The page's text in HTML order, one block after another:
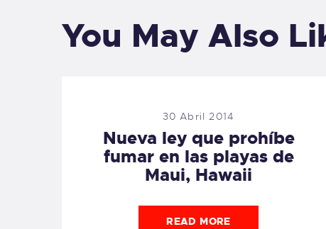
You May Also
30 Abril 2014
Nueva ley que prohíbe
fumar en las playas de
Maui, Hawaii
READ MORE